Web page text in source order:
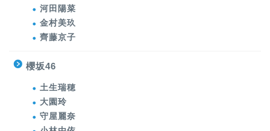
河田陽菜
金村美玖
齊藤京子
櫻坂46
土生瑞穂
大園玲
守屋麗奈